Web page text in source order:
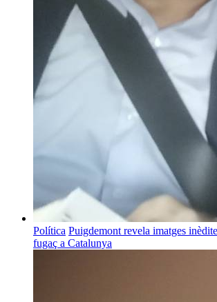
Política Puigdemont revela imatges
fugaç a Catalunya